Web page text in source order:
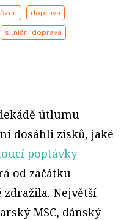
doprava
silniční doprava
útlumu
dosáhli zisků, jaké
poptávky
od začátku
Největší
MSC, dánský